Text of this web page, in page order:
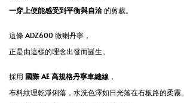
一穿上便能感受到平衡與自洽的剪裁。
這條 ADZ600 微喇丹寧，
正是由這樣的理念出發而誕生。
採用 國際 AE 高規格丹寧車縫線 ，
布料紋理乾淨俐落，水洗色澤如日光落在石板路的柔霧。